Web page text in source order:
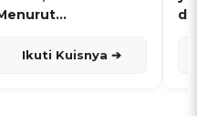
Ikuti Kuisnya ➔